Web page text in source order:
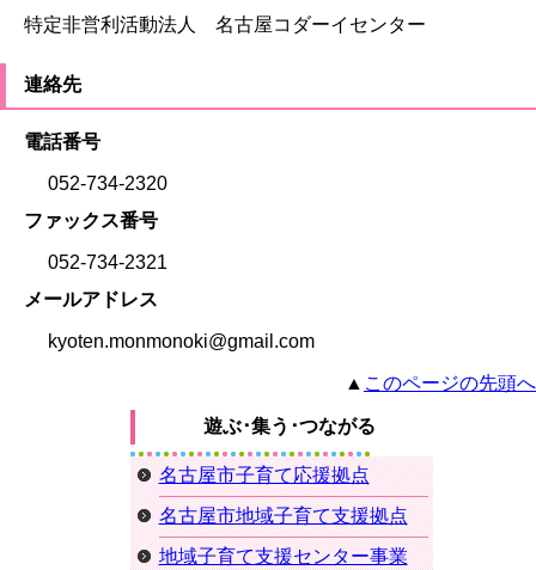
特定非営利活動法人 名古屋コダーイセンター
連絡先
電話番号
052-734-2320
ファックス番号
052-734-2321
メールアドレス
kyoten.monmonoki@gmail.com
▲ このページの先頭へ
遊ぶ･集う･つながる
名古屋市子育て応援拠点
名古屋市地域子育て支援拠点
地域子育て支援センター事業